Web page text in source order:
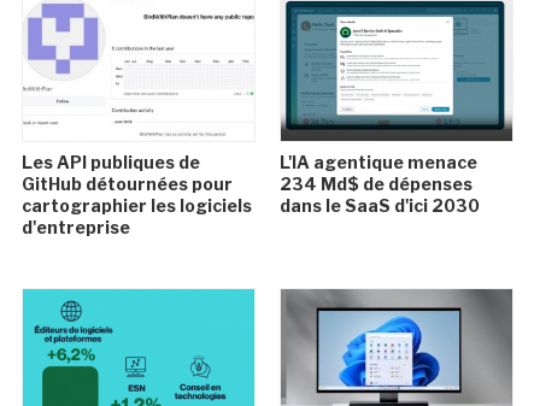
Les API publiques de
GitHub détournées pour
cartographier les logiciels
d'entreprise
L'IA agentique menace
234 Md$ de dépenses
dans le SaaS d'ici 2030